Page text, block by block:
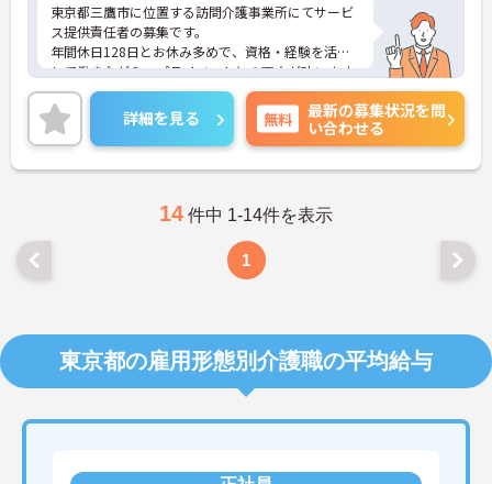
東京都三鷹市に位置する訪問介護事業所にてサービ
ス提供責任者の募集です。
年間休日128日とお休み多めで、資格・経験を活か
して働きながら、プライベートとの両立が叶います
◎
ご興味ある方には、面接対策ポイントなど、さらに
詳細をお話しいたしますのでお気軽にご相談くださ
い！
詳細を見る 無料
最新の募集状況を問
い合わせる
14 件中 1-14件を表示
1
東京都の雇用形態別介護職の平均給与